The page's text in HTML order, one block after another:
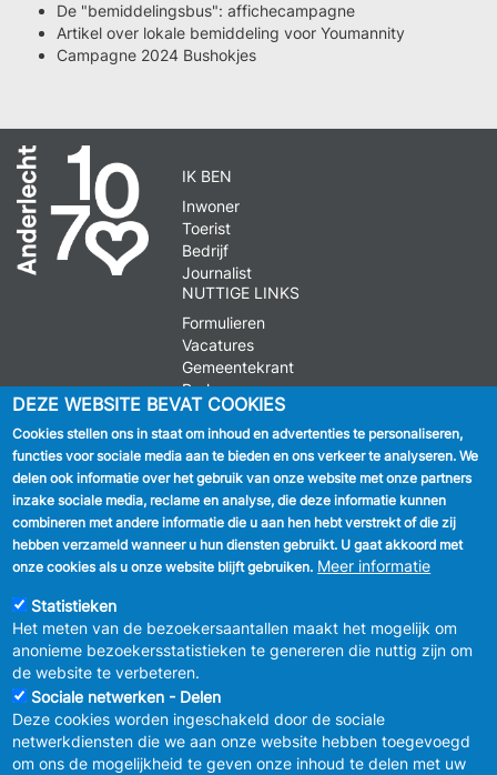
De "bemiddelingsbus": affichecampagne
Artikel over lokale bemiddeling voor Youmannity
Campagne 2024 Bushokjes
IK BEN
Inwoner
Toerist
Bedrijf
Journalist
NUTTIGE LINKS
Formulieren
Vacatures
Gemeentekrant
Parkeren
VOLG ONS
Facebook
Linkedin
Instagram
MENU
FOOTER
LEGAL
Vertrouwelijkheid
Verbeteringsplan
DEZE WEBSITE BEVAT COOKIES
Cookies stellen ons in staat om inhoud en advertenties te personaliseren,
functies voor sociale media aan te bieden en ons verkeer te analyseren. We
delen ook informatie over het gebruik van onze website met onze partners
inzake sociale media, reclame en analyse, die deze informatie kunnen
combineren met andere informatie die u aan hen hebt verstrekt of die zij
hebben verzameld wanneer u hun diensten gebruikt. U gaat akkoord met
onze cookies als u onze website blijft gebruiken. Meer informatie
Statistieken
Het meten van de bezoekersaantallen maakt het mogelijk om
anonieme bezoekersstatistieken te genereren die nuttig zijn om
de website te verbeteren.
Sociale netwerken - Delen
Deze cookies worden ingeschakeld door de sociale
netwerkdiensten die we aan onze website hebben toegevoegd
om ons de mogelijkheid te geven onze inhoud te delen met uw